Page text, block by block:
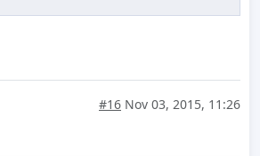
#16 Nov 03, 2015, 11:26